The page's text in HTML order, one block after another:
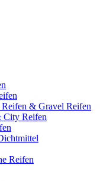
& Gravel Reifen
City Reifen
Reifen